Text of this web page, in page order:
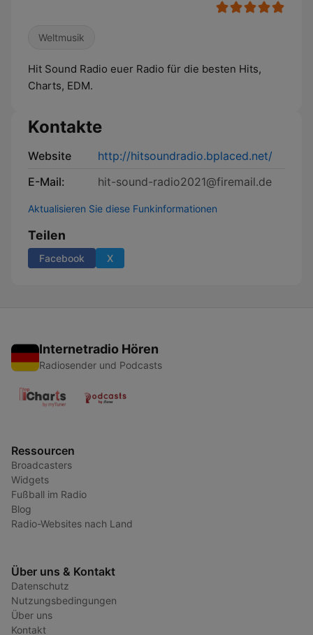
Weltmusik
Hit Sound Radio euer Radio für die besten Hits,
Charts, EDM.
Kontakte
Website
http://hitsoundradio.bplaced.net/
E-Mail:
hit-sound-radio2021@firemail.de
Aktualisieren Sie diese Funkinformationen
Teilen
Facebook X
Internetradio Hören
Radiosender und Podcasts
Ressourcen
Broadcasters
Widgets
Fußball im Radio
Blog
Radio-Websites nach Land
Über uns & Kontakt
Datenschutz
Nutzungsbedingungen
Über uns
Kontakt